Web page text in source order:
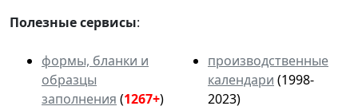
Полезные сервисы:
формы, бланки и
образцы
заполнения (1267+)
производственные
календари (1998-
2023)